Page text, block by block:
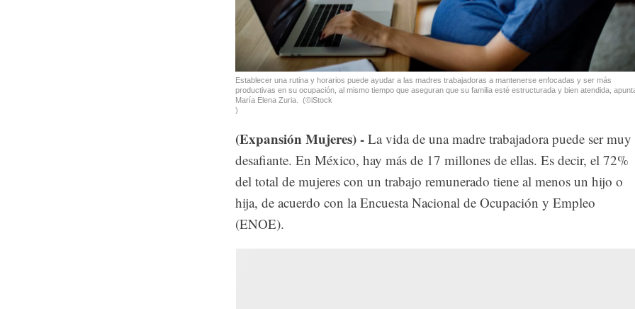
Establecer una rutina y horarios puede ayudar a las madres trabajadoras a mantenerse enfocadas y ser más
productivas en su ocupación, al mismo tiempo que aseguran que su familia esté estructurada y bien atendida,
María Elena Zuria.
(©iStock
)
(Expansión Mujeres) - La vida de una madre trabajadora puede ser muy
desafiante. En México, hay más de 17 millones de ellas. Es decir, el 72%
del total de mujeres con un trabajo remunerado tiene al menos un hijo o
hija, de acuerdo con la Encuesta Nacional de Ocupación y Empleo
(ENOE).